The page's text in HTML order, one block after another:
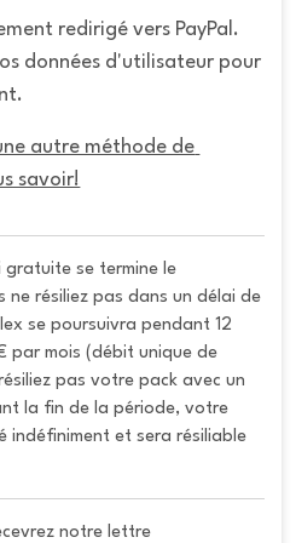
redirigé vers PayPal.
données d'utilisateur pour
autre méthode de
savoir!
ne résiliez pas dans un délai de
se poursuivra pendant 12
par mois (débit unique de
pas votre pack avec un
la fin de la période, votre
indéfiniment et sera résiliable
notre lettre